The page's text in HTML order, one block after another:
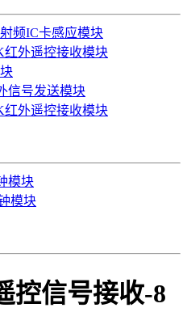
频IC卡感应模块
红外遥控接收模块
信号发送模块
红外遥控接收模块
模块
模块
控信号接收-8